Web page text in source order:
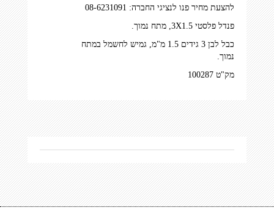
להצעת מחיר פנו לנציגי החברה: 08-6231091
פנדל פלסטי 3X1.5, מתח נמוך.
כבל לבן 3 גידים 1.5 מ"מ, גמיש לחשמל במתח
נמוך.
מק"ט 100287